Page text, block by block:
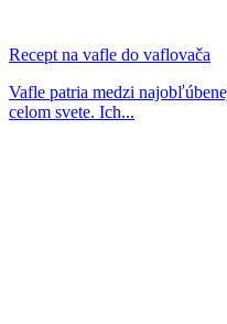
Recept na vafle do vaflovača
Vafle patria medzi
celom svete. Ich...